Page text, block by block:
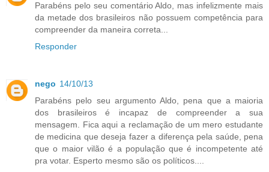
Parabéns pelo seu comentário Aldo, mas infelizmente mais
da metade dos brasileiros não possuem competência para
compreender da maneira correta...
Responder
nego 14/10/13
Parabéns pelo seu argumento Aldo, pena que a maioria
dos brasileiros é incapaz de compreender a sua
mensagem. Fica aqui a reclamação de um mero estudante
de medicina que deseja fazer a diferença pela saúde, pena
que o maior vilão é a população que é incompetente até
pra votar. Esperto mesmo são os políticos....